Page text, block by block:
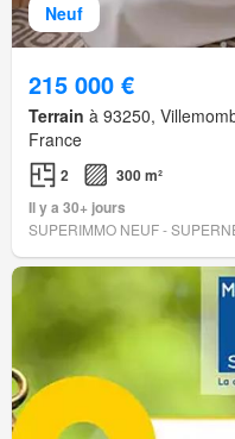
Neuf
215 000 €
Terrain à 93250,
France
2
300 m²
Il y a 30+ jours
SUPERIMMO NEUF -